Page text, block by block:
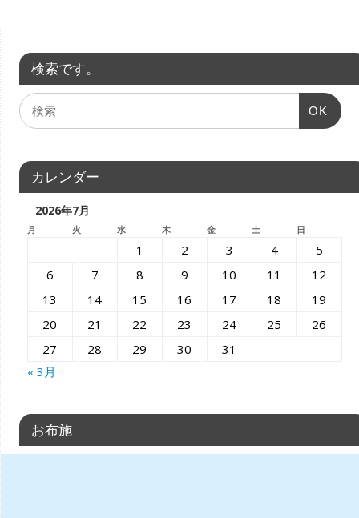
検索です。
OK
カレンダー
2026年7月
月 火 水 木 金 土 日
1 2 3 4
5
6
7 8 9 10 11
12
13
14 15 16 17 18
19
20
21 22 23 24 25
26
27
28 29 30
31
« 3月
お布施